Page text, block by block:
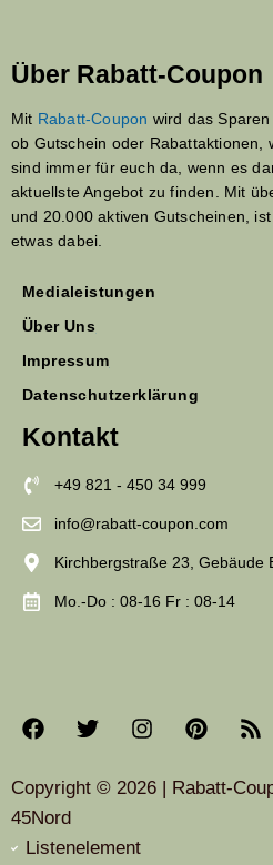
Über Rabatt-Coupon
Mit Rabatt-Coupon wird das
ob Gutschein oder Rabattaktionen,
sind immer für euch da, wenn es
aktuellste Angebot zu finden. Mit
und 20.000 aktiven Gutscheinen,
etwas dabei.
Medialeistungen
Über Uns
Impressum
Datenschutzerklärung
Kontakt
+49 821 - 450 34 999
info@rabatt-coupon.com
Kirchbergstraße 23, Gebäude
Mo.-Do : 08-16 Fr : 08-14
Copyright © 2026 | Rabatt-
45Nord
Listenelement